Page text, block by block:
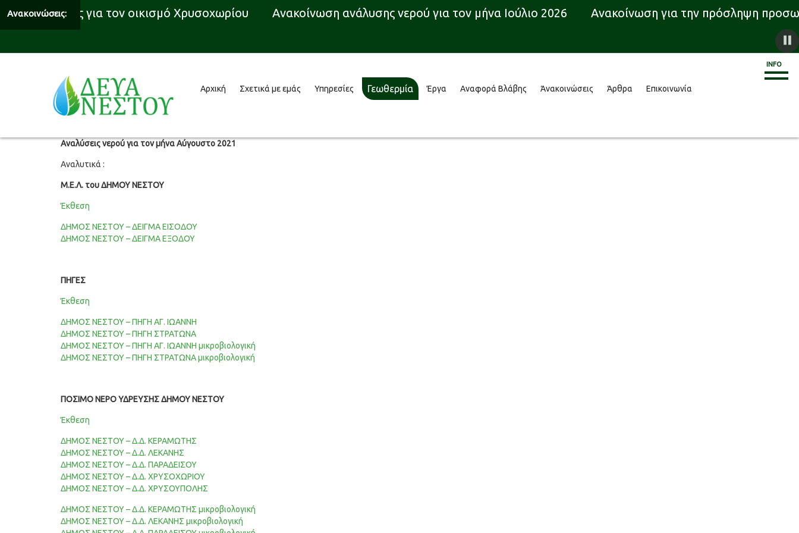
Ανακοινώσεις: για τον οικισμό Χρυσοχωρίου Ανακοίνωση ανάλυσης νερού για τον μήνα Ιούλιο 2026 Ανακοίνωση για την πρόσληψη
INFO
Αρχική Σχετικά με εμάς Υπηρεσίες Γεωθερμία Έργα Αναφορά Βλάβης Άνακοινώσεις Άρθρα Επικοινωνία
Αναλύσεις νερού για τον μήνα Αύγουστο 2021
Αναλυτικά :
Μ.Ε.Λ. του ΔΗΜΟΥ ΝΕΣΤΟΥ
Έκθεση
ΔΗΜΟΣ ΝΕΣΤΟΥ – ΔΕΙΓΜΑ ΕΙΣΟΔΟΥ
ΔΗΜΟΣ ΝΕΣΤΟΥ – ΔΕΙΓΜΑ ΕΞΟΔΟΥ
ΠΗΓΕΣ
Έκθεση
ΔΗΜΟΣ ΝΕΣΤΟΥ – ΠΗΓΗ ΑΓ. ΙΩΑΝΝΗ
ΔΗΜΟΣ ΝΕΣΤΟΥ – ΠΗΓΗ ΣΤΡΑΤΩΝΑ
ΔΗΜΟΣ ΝΕΣΤΟΥ – ΠΗΓΗ ΑΓ. ΙΩΑΝΝΗ μικροβιολογική
ΔΗΜΟΣ ΝΕΣΤΟΥ – ΠΗΓΗ ΣΤΡΑΤΩΝΑ μικροβιολογική
ΠΟΣΙΜΟ ΝΕΡΟ ΥΔΡΕΥΣΗΣ ΔΗΜΟΥ ΝΕΣΤΟΥ
Έκθεση
ΔΗΜΟΣ ΝΕΣΤΟΥ – Δ.Δ. ΚΕΡΑΜΩΤΗΣ
ΔΗΜΟΣ ΝΕΣΤΟΥ – Δ.Δ. ΛΕΚΑΝΗΣ
ΔΗΜΟΣ ΝΕΣΤΟΥ – Δ.Δ. ΠΑΡΑΔΕΙΣΟΥ
ΔΗΜΟΣ ΝΕΣΤΟΥ – Δ.Δ. ΧΡΥΣΟΧΩΡΙΟΥ
ΔΗΜΟΣ ΝΕΣΤΟΥ – Δ.Δ. ΧΡΥΣΟΥΠΟΛΗΣ
ΔΗΜΟΣ ΝΕΣΤΟΥ – Δ.Δ. ΚΕΡΑΜΩΤΗΣ μικροβιολογική
ΔΗΜΟΣ ΝΕΣΤΟΥ – Δ.Δ. ΛΕΚΑΝΗΣ μικροβιολογική